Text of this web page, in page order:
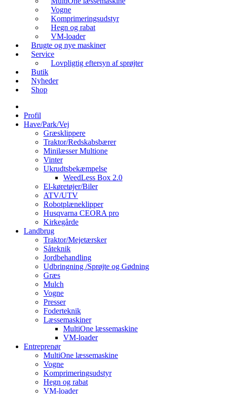
Vogne
Komprimeringsudstyr
Hegn og rabat
VM-loader
Brugte og nye maskiner
Service
Lovpligtig eftersyn af sprøjter
Butik
Nyheder
Shop
Profil
Have/Park/Vej
Græsklippere
Traktor/Redskabsbærer
Minilæsser Multione
Vinter
Ukrudtsbekæmpelse
WeedLess Box 2.0
El-køretøjer/Biler
ATV/UTV
Robotplæneklipper
Husqvarna CEORA pro
Kirkegårde
Landbrug
Traktor/Mejetærsker
Såteknik
Jordbehandling
Udbringning /Sprøjte og Gødning
Græs
Mulch
Vogne
Presser
Foderteknik
Læssemaskiner
MultiOne læssemaskine
VM-loader
Entreprenør
MultiOne læssemaskine
Vogne
Komprimeringsudstyr
Hegn og rabat
VM-loader